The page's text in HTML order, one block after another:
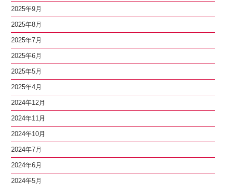
2025年9月
2025年8月
2025年7月
2025年6月
2025年5月
2025年4月
2024年12月
2024年11月
2024年10月
2024年7月
2024年6月
2024年5月